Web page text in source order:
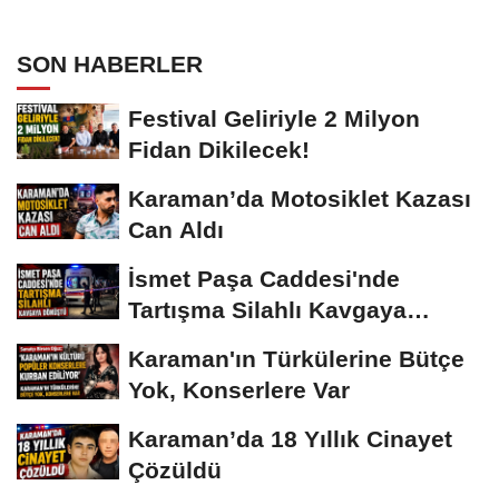
SON HABERLER
Festival Geliriyle 2 Milyon
Fidan Dikilecek!
Karaman’da Motosiklet Kazası
Can Aldı
İsmet Paşa Caddesi'nde
Tartışma Silahlı Kavgaya
Karaman'ın Türkülerine Bütçe
Yok, Konserlere Var
Karaman’da 18 Yıllık Cinayet
Çözüldü